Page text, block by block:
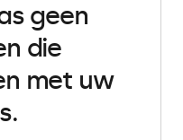
geen
die
met uw